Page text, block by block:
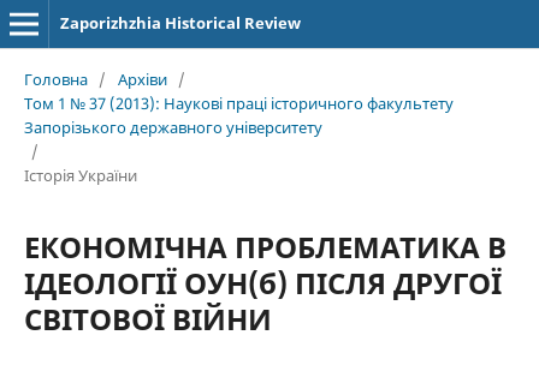
Zaporizhzhia Historical Review
Головна / Архіви /
Том 1 № 37 (2013): Наукові праці історичного факультету
Запорізького державного університету
/
Історія України
ЕКОНОМІЧНА ПРОБЛЕМАТИКА В
ІДЕОЛОГІЇ ОУН(б) ПІСЛЯ ДРУГОЇ
СВІТОВОЇ ВІЙНИ